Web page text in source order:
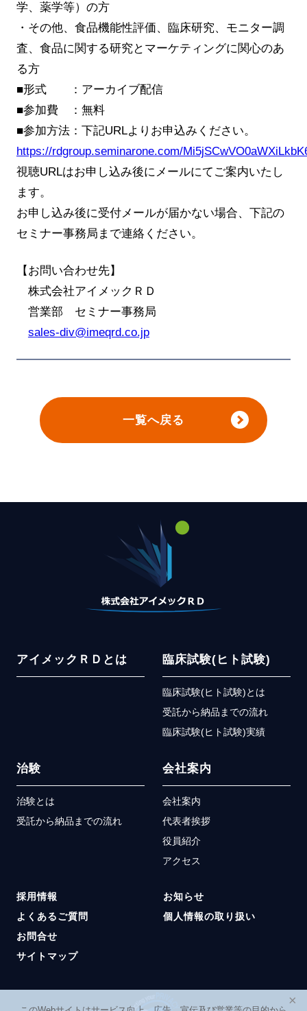
学、薬学等）の方
・その他、食品機能性評価、臨床研究、モニター調
査、食品に関する研究とマーケティングに関心のあ
る方
■形式 ：アーカイブ配信
■参加費 ：無料
■参加方法：下記URLよりお申込みください。
https://rdgroup.seminarone.com/
視聴URLはお申し込み後にメールにてご案内いたし
ます。
お申し込み後に受付メールが届かない場合、下記の
セミナー事務局まで連絡ください。
【お問い合わせ先】
株式会社アイメックＲＤ
営業部 セミナー事務局
sales-div@imeqrd.co.jp
一覧へ戻る
アイメックＲＤとは 臨床試験(ヒト試験)
臨床試験(ヒト試験)とは
受託から納品までの流れ
臨床試験(ヒト試験)実績
治験
治験とは
受託から納品までの流れ
会社案内
会社案内
代表者挨拶
役員紹介
アクセス
採用情報
よくあるご質問
お問合せ
サイトマップ
お知らせ
個人情報の取り扱い
×